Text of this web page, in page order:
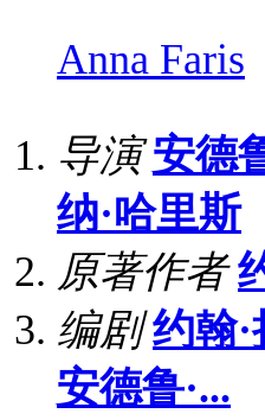
Anna Faris
导演 安德
纳·哈里斯
原著作者
编剧 约翰·
安德鲁·...